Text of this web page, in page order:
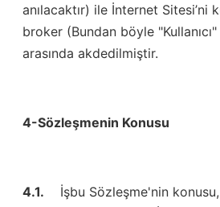
anılacaktır) ile İnternet Sitesi’ni
broker (Bundan böyle
arasında akdedilmiştir.
4-Sözleşmenin Konusu
4.1. İşbu Sözleşme'nin konusu,